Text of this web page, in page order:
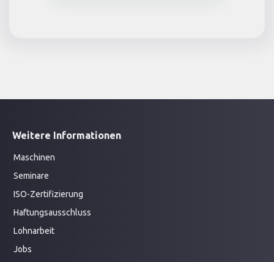
Weitere Informationen
Maschinen
Seminare
ISO-Zertifizierung
Haftungsausschluss
Lohnarbeit
Jobs